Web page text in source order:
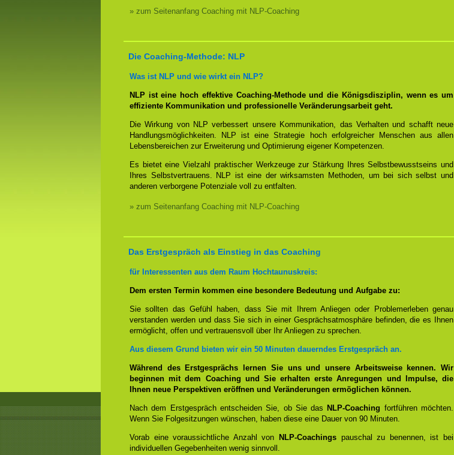
» zum Seitenanfang Coaching mit NLP-Coaching
Die Coaching-Methode: NLP
Was ist NLP und wie wirkt ein NLP?
NLP ist eine hoch effektive Coaching-Methode und die Königsdisziplin, wenn es um
effiziente Kommunikation und professionelle Veränderungsarbeit geht.
Die Wirkung von NLP verbessert unsere Kommunikation, das Verhalten und schafft neue
Handlungsmöglichkeiten. NLP ist eine Strategie hoch erfolgreicher Menschen aus allen
Lebensbereichen zur Erweiterung und Optimierung eigener Kompetenzen.
Es bietet eine Vielzahl praktischer Werkzeuge zur Stärkung Ihres Selbstbewusstseins und
Ihres Selbstvertrauens. NLP ist eine der wirksamsten Methoden, um bei sich selbst und
anderen verborgene Potenziale voll zu entfalten.
» zum Seitenanfang Coaching mit NLP-Coaching
Das Erstgespräch als Einstieg in das Coaching
für Interessenten aus dem Raum Hochtaunuskreis:
Dem ersten Termin kommen eine besondere Bedeutung und Aufgabe zu:
Sie sollten das Gefühl haben, dass Sie mit Ihrem Anliegen oder Problemerleben genau
verstanden werden und dass Sie sich in einer Gesprächsatmosphäre befinden, die es Ihnen
ermöglicht, offen und vertrauensvoll über Ihr Anliegen zu sprechen.
Aus diesem Grund bieten wir ein 50 Minuten dauerndes Erstgespräch an.
Während des Erstgesprächs lernen Sie uns und unsere Arbeitsweise kennen. Wir
beginnen mit dem Coaching und Sie erhalten erste Anregungen und Impulse, die
Ihnen neue Perspektiven eröffnen und Veränderungen ermöglichen können.
Nach dem Erstgespräch entscheiden Sie, ob Sie das NLP-Coaching fortführen möchten.
Wenn Sie Folgesitzungen wünschen, haben diese eine Dauer von 90 Minuten.
Vorab eine voraussichtliche Anzahl von NLP-Coachings pauschal zu benennen, ist bei
individuellen Gegebenheiten wenig sinnvoll.